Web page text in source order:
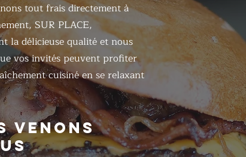
tout frais directement à
SUR PLACE,
la délicieuse qualité et nous
vos invités peuvent profiter
cuisiné en se relaxant
VENONS